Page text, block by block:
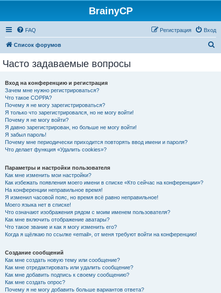
BrainyCP
FAQ Вход
Регистрация
Список форумов
Часто задаваемые вопросы
Вход на конференцию и регистрация
Зачем мне нужно регистрироваться?
Что такое COPPA?
Почему я не могу зарегистрироваться?
Я только что зарегистрировался, но не могу войти!
Почему я не могу войти?
Я давно зарегистрирован, но больше не могу войти!
Я забыл пароль!
Почему мне периодически приходится повторять ввод имени и пароля?
Что делает функция «Удалить cookies»?
Параметры и настройки пользователя
Как мне изменить мои настройки?
Как избежать появления моего имени в списке «Кто сейчас на конференции»?
На конференции неправильное время!
Я изменил часовой пояс, но время всё равно неправильное!
Моего языка нет в списке!
Что означают изображения рядом с моим именем пользователя?
Как мне включить отображение аватары?
Что такое звание и как я могу изменить его?
Когда я щёлкаю по ссылке «email», от меня требуют войти на конференцию!
Создание сообщений
Как мне создать новую тему или сообщение?
Как мне отредактировать или удалить сообщение?
Как мне добавить подпись к своему сообщению?
Как мне создать опрос?
Почему я не могу добавить больше вариантов ответа?